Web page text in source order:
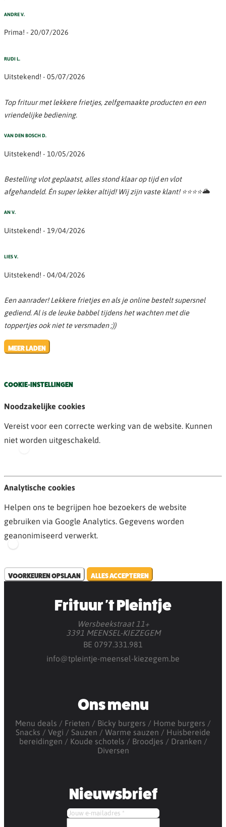
ANDRE V.
Prima! - 20/07/2026
RUDI L.
Uitstekend! - 05/07/2026
Top frituur met lekkere frietjes, zelfgemaakte producten en een
vriendelijke bediening.
VAN DEN BOSCH D.
Uitstekend! - 10/05/2026
Bestelling vlot geplaatst, alles stond klaar op tijd en vlot
afgehandeld. Én super lekker altijd! Wij zijn vaste klant! ⭐️⭐️⭐️⭐️🌥
AN V.
Uitstekend! - 19/04/2026
LIES V.
Uitstekend! - 04/04/2026
Een aanrader! Lekkere frietjes en als je online bestelt supersnel
gediend. Al is de leuke babbel tijdens het wachten met die
toppertjes ook niet te versmaden ;))
MEER LADEN
COOKIE-INSTELLINGEN
Noodzakelijke cookies
Vereist voor een correcte werking van de website. Kunnen
niet worden uitgeschakeld.
Analytische cookies
Helpen ons te begrijpen hoe bezoekers de website
gebruiken via Google Analytics. Gegevens worden
geanonimiseerd verwerkt.
VOORKEUREN OPSLAAN ALLES ACCEPTEREN
Frituur 't Pleintje
Wersbeekstraat 11+
3391 MEENSEL-KIEZEGEM
BE 0797.331.981
info@tpleintje-meensel-kiezegem.be
Ons menu
Menu deals Frieten Bicky burgers
Home burgers
Snacks
Vegi Sauzen Warme sauzen
Huisbereide
bereidingen
Koude schotels Broodjes
Dranken
Diversen
Nieuwsbrief